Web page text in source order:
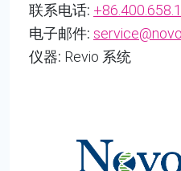
联系电话:
电子邮件:
仪器: Revio 系统